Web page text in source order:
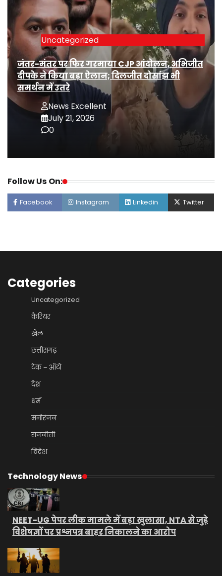
Uncategorized
जंतर-मंतर पर फिर गरमाया CJP आंदोलन, अभिजीत
दीपके ने किया बड़ा ऐलान; दिलजीत दोसांझ भी
समर्थन में उतरे
News Excellent
July 21, 2026
0
Follow Us On:
Facebook Instagram Linkedin Twitter
Categories
Uncategorized
कैरियर
खेल
छत्तीसगढ़
टेक – ऑटो
देश
धर्म
मनोरंजन
राजनीती
विदेश
Technology News
NEET-UG पेपर लीक मामले में बड़ा खुलासा, NTA से जुड़े
विशेषज्ञों पर प्रश्नपत्र बाहर निकालने का आरोप